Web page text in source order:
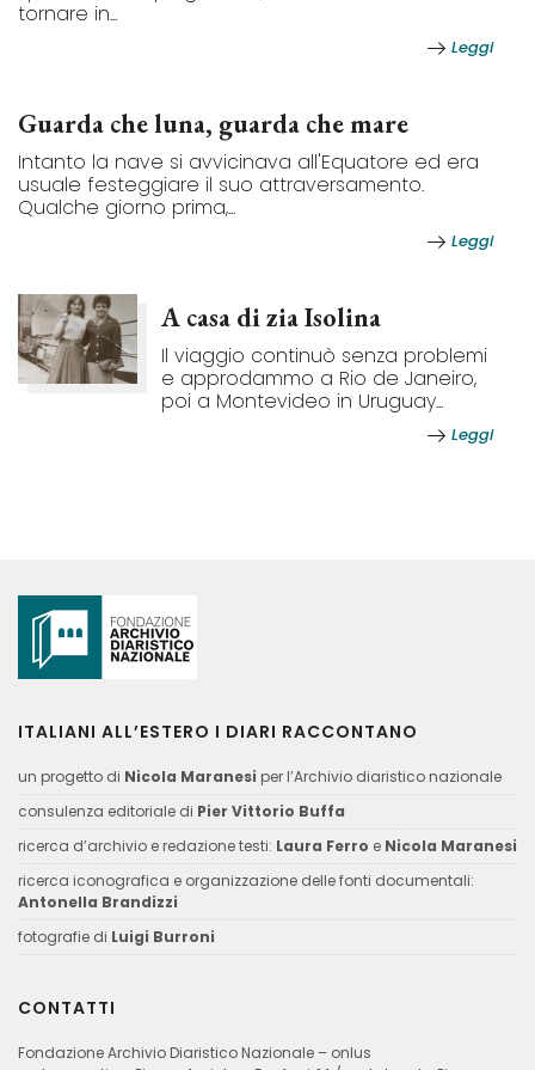
tornare in...
Leggi
Guarda che luna, guarda che mare
Intanto la nave si avvicinava all'Equatore ed era
usuale festeggiare il suo attraversamento.
Qualche giorno prima,...
Leggi
A casa di zia Isolina
Il viaggio continuò senza problemi
e approdammo a Rio de Janeiro,
poi a Montevideo in Uruguay...
Leggi
ITALIANI ALL’ESTERO I DIARI RACCONTANO
un progetto di Nicola Maranesi per l’Archivio diaristico nazionale
consulenza editoriale di Pier Vittorio Buffa
ricerca d’archivio e redazione testi: Laura Ferro e Nicola Maranesi
ricerca iconografica e organizzazione delle fonti documentali:
Antonella Brandizzi
fotografie di Luigi Burroni
CONTATTI
Fondazione Archivio Diaristico Nazionale – onlus